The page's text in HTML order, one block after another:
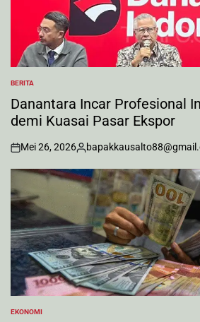
POSTED
IN
BERITA
Danantara Incar Profesional
demi Kuasai Pasar Ekspor
on
Mei 26, 2026
Posted
by
POSTED
EKONOMI